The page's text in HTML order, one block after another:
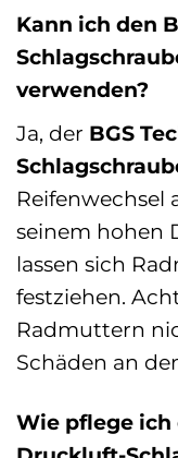
Kann ich den
verwenden?
Ja, der BGS
Reifenwechsel
seinem hohen
lassen sich
festziehen.
Radmuttern
Schäden an
Wie pflege ich